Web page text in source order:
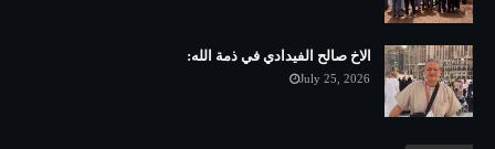
الاخ صالح الفيدادي في ذمة الله:
July 25, 2026